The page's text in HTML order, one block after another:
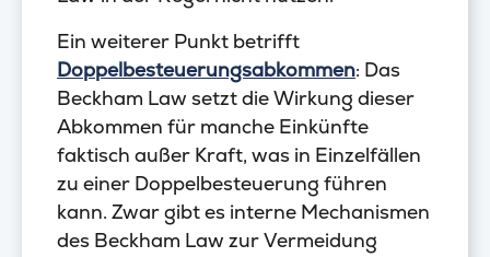
Ein weiterer Punkt betrifft
Doppelbesteuerungsabkommen: Das
Beckham Law setzt die Wirkung dieser
Abkommen für manche Einkünfte
faktisch außer Kraft, was in Einzelfällen
zu einer Doppelbesteuerung führen
kann. Zwar gibt es interne Mechanismen
des Beckham Law zur Vermeidung